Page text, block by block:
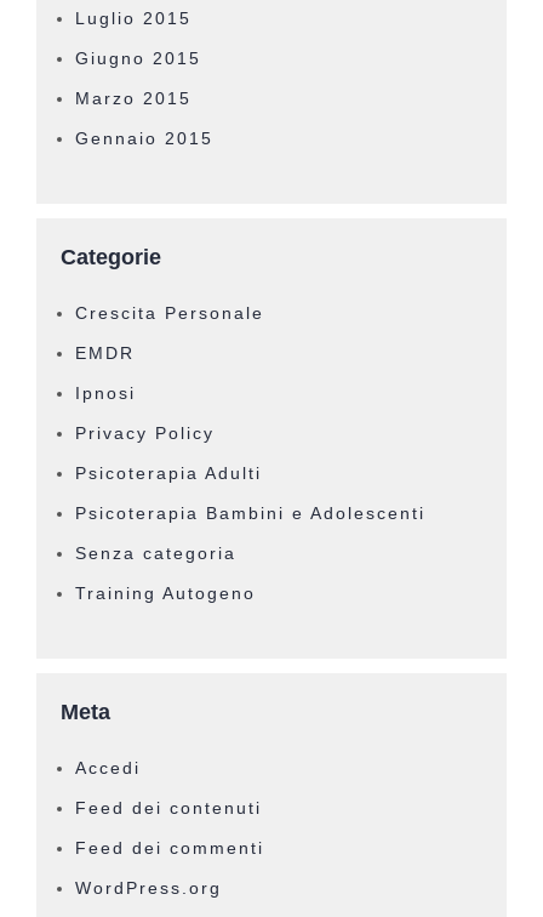
Luglio 2015
Giugno 2015
Marzo 2015
Gennaio 2015
Categorie
Crescita Personale
EMDR
Ipnosi
Privacy Policy
Psicoterapia Adulti
Psicoterapia Bambini e Adolescenti
Senza categoria
Training Autogeno
Meta
Accedi
Feed dei contenuti
Feed dei commenti
WordPress.org